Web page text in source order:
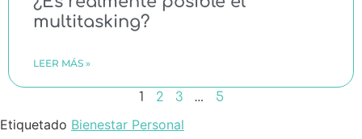
multitasking?
LEER MÁS »
1 2 3 … 5
Etiquetado Bienestar Personal